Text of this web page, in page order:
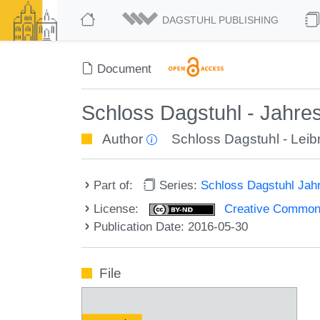
DAGSTUHL PUBLISHING
Document
Schloss Dagstuhl -
Author Schloss Dagstuhl -
Part of: Series: Schloss Dagstuhl
License:
Creative
Publication Date: 2016-05-30
File